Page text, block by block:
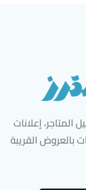
إعلانات
بالعروض القريبة